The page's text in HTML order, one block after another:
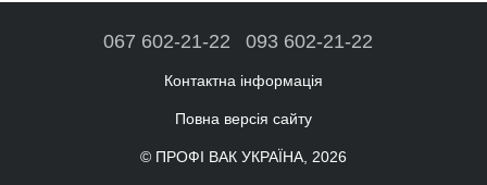
067 602-21-22 093 602-21-22
Контактна інформація
Повна версія сайту
© ПРОФІ ВАК УКРАЇНА, 2026